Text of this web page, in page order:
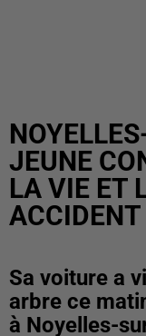
JEUNE
LA VIE ET
ACCIDENT
Sa voiture a
arbre ce
à Noyelles-